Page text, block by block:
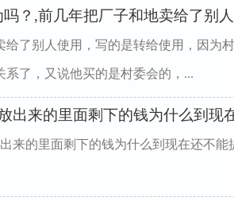
？,前几年把厂子和地卖给了别
给了别人使用，写的是转给使用，因为
系了，又说他买的是村委会的，...
出来的里面剩下的钱为什么到现
来的里面剩下的钱为什么到现在还不能